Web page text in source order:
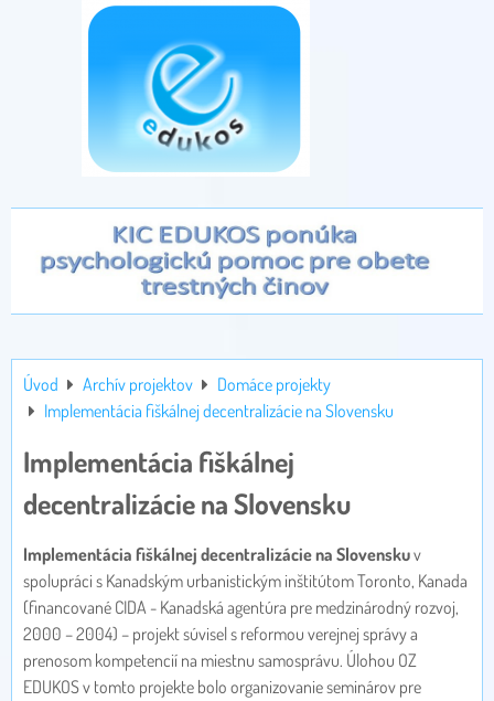
Úvod Archív projektov
Domáce projekty
Implementácia fiškálnej decentralizácie na Slovensku
Implementácia fiškálnej
decentralizácie na Slovensku
Implementácia fiškálnej decentralizácie na Slovenskuv
spolupráci s Kanadským urbanistickým inštitútom Toronto, Kanada
(financované CIDA - Kanadská agentúra pre medzinárodný rozvoj,
2000 – 2004) – projekt súvisel s reformou verejnej správy a
prenosom kompetencií na miestnu samosprávu. Úlohou OZ
EDUKOS v tomto projekte bolo organizovanie seminárov pre